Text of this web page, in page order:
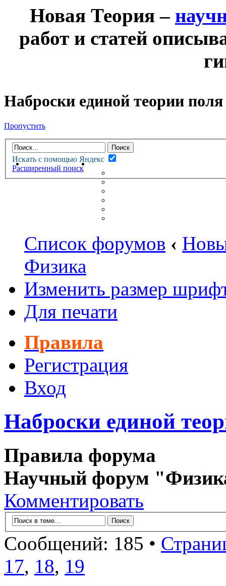
Новая Теория –
работ и статей
Наброски единой теории поля
Пропустить
Искать с помощью Яндекс
Расширенный поиск
НОВАЯ ТЕОРИЯФОРУМ
НЕПРОЧИТАННЫЕ
Список форумов ‹
Физика
Изменить размер
Для печати
Правила
Регистрация
Вход
Наброски единой
Правила форума
Научный форум
Комментировать
Сообщений: 185 •
17, 18, 19